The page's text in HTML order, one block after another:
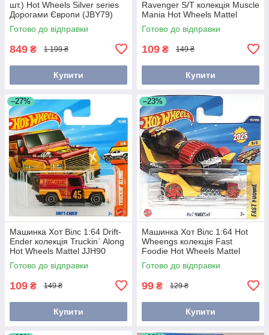
шт.) Hot Wheels Silver series
Дорогами Європи (JBY79)
Готово до відправки
849 ₴ 1 199 ₴
Купити
Ravenger S/T колекція Muscle
Mania Hot Wheels Mattel
JBC14
Готово до відправки
109 ₴ 149 ₴
Купити
–27%
Машинка Хот Вілс 1:64 Drift-
Ender колекція Truckin` Along
Hot Wheels Mattel JJH90
Готово до відправки
109 ₴ 149 ₴
Купити
–23%
Машинка Хот Вілс 1:64 Hot
Wheengs колекція Fast
Foodie Hot Wheels Mattel
JBC02
Готово до відправки
99 ₴ 129 ₴
Купити